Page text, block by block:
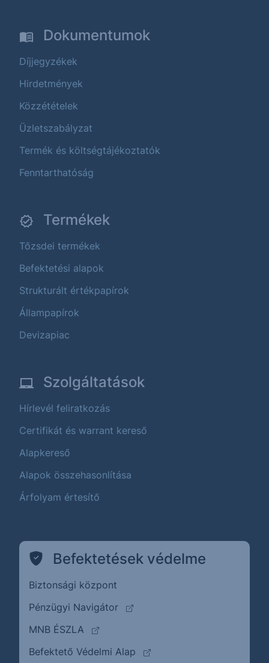
Dokumentumok
Díjjegyzékek
Hirdetmények
Közzétételek
Üzletszabályzat
Termék és költségtájékoztatók
Fenntarthatóság
Termékek
Tőzsdei termékek
Befektetési alapok
Strukturált értékpapírok
Állampapírok
Devizapiac
Szolgáltatások
Hírlevél feliratkozás
Certifikát és warrant kereső
Alapkereső
Alapok összehasonlítása
Árfolyam értesítő
Befektetések védelme
Biztonsági központ
Pénzügyi Navigátor
(külső oldalra ugrik)
MNB ÉSZLA
(külső oldalra ugrik)
Befektető Védelmi Alap
(külső oldalra ugrik)